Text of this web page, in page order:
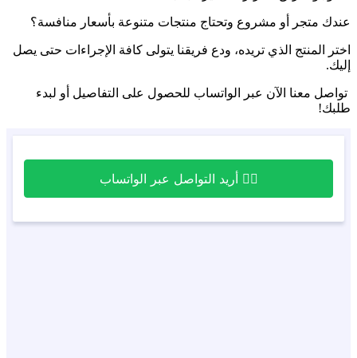
عندك متجر أو مشروع وتحتاج منتجات متنوعة بأسعار منافسة؟
اختر المنتج الذي تريده، ودع فريقنا يتولى كافة الإجراءات حتى يصل
إليك.
تواصل معنا الآن عبر الواتساب للحصول على التفاصيل أو لبدء
طلبك!